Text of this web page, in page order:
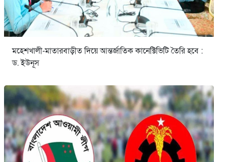
মহেশখালী-মাতারবাড়ীত দিয়ে আন্তর্জাতিক কানেক্টিভিটি তৈরি হবে :
ড. ইউনূস